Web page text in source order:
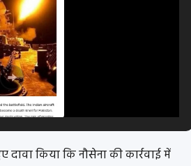
किया कि नौसेना की कार्रवाई में